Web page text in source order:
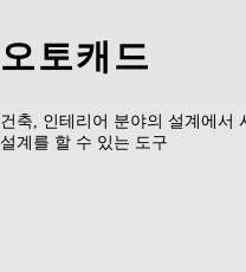
오토캐드
건축, 인테리어 분야의 설계에서
설계를 할 수 있는 도구